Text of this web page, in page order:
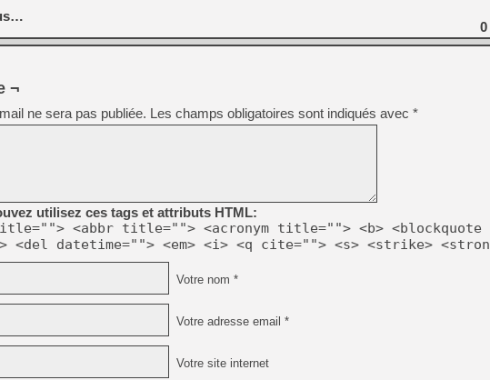
[LS] [Switch] NSZ 5.0.0
[GK] No More Room in
[GK] Un chatbot Atelier
[GK] Mémoire cash -
[GK] Nvidia : le prix des
[GK] Suikoden Star Leap :
[Mo5] La mini borne
0
¬
ne sera pas publiée. Les champs obligatoires sont indiqués avec *
utilisez ces tags et attributs HTML:
<abbr title=""> <acronym title=""> <b> <blockquote
<del datetime=""> <em> <i> <q cite=""> <s> <strike>
Votre nom *
Votre adresse email *
Votre site internet